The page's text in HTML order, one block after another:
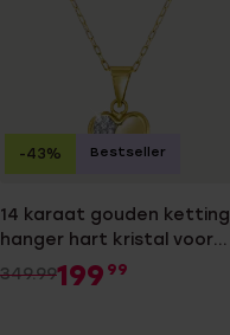
14 karaat gouden ketting
hanger hart kristal voor
dames
349.99199 99
-43% Bestseller